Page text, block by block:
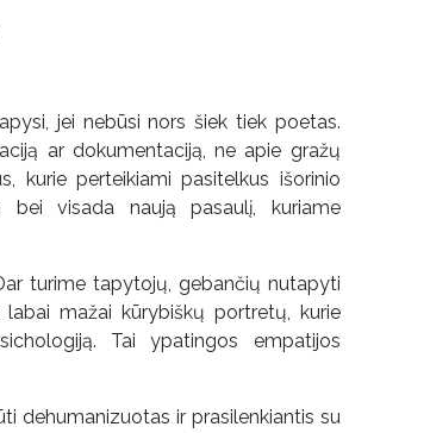
jei nebūsi nors šiek tiek poetas.
ar dokumentaciją, ne apie gražų
kurie perteikiami pasitelkus išorinio
visada naują pasaulį, kuriame
turime tapytojų, gebančių nutapyti
mažai kūrybiškų portretų, kurie
Tai ypatingos empatijos
dehumanizuotas ir prasilenkiantis su